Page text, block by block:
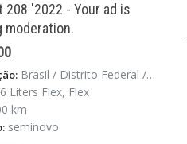
208 '2022 - Your ad is
moderation.
Brasil / Distrito Federal / Sobradinho
Liters Flex, Flex
km
seminovo